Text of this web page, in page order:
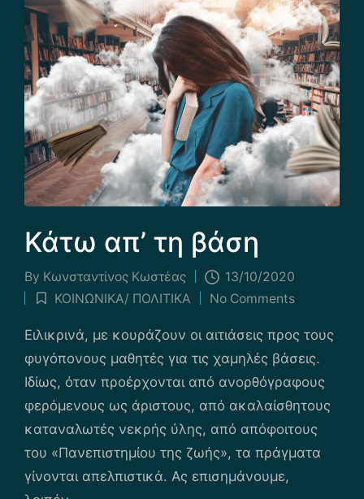
Κάτω απ’ τη βάση
Posted
by
By Κωνσταντίνος Κωστέας 13/10/2020
Posted
in
ΚΟΙΝΩΝΙΚΑ/ ΠΟΛΙΤΙΚΑ No Comments
Ειλικρινά, με κουράζουν οι αιτιάσεις προς τους
φυγόπονους μαθητές για τις χαμηλές βάσεις.
Ιδίως, όταν προέρχονται από ανορθόγραφους
φερόμενους ως άριστους, από ακαλαίσθητους
καταναλωτές νεκρής ύλης, από απόφοιτους
του «Πανεπιστημίου της ζωής», τα πράγματα
γίνονται απελπιστικά. Ας επισημάνουμε,